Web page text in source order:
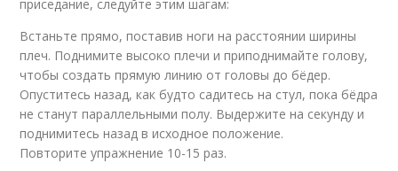
приседание, следуйте этим шагам:
Встаньте прямо, поставив ноги на расстоянии ширины
плеч. Поднимите высоко плечи и приподнимайте голову,
чтобы создать прямую линию от головы до бёдер.
Опуститесь назад, как будто садитесь на стул, пока бёдра
не станут параллельными полу. Выдержите на секунду и
поднимитесь назад в исходное положение.
Повторите упражнение 10-15 раз.